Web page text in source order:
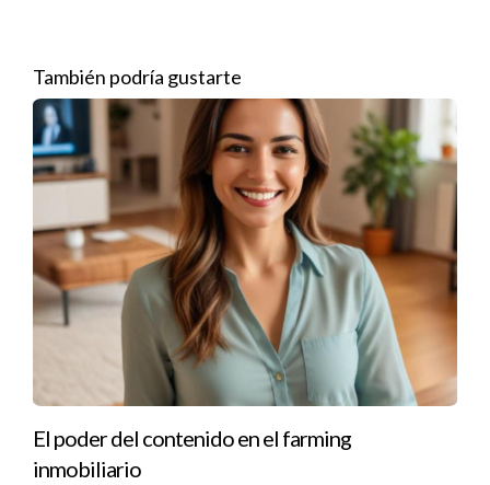
3. Capacítate continuamente
El aprendizaje nunca debe detenerse. Mantente al tanto de
las tendencias del mercado, las regulaciones locales y las
mejores prácticas de venta. Esto no solo te permitirá ofrecer
un mejor servicio a tus clientes, sino que también te
posicionará como un experto en tu campo.
4. Ofrece un servicio excepcional al cliente
La satisfacción del cliente es la clave del éxito. Asegúrate de
escuchar activamente las necesidades de tus clientes y de
de confianza no solo fomentará la repetición de negocios, sino
También podría gustarte
El poder del contenido en el farming
inmobiliario